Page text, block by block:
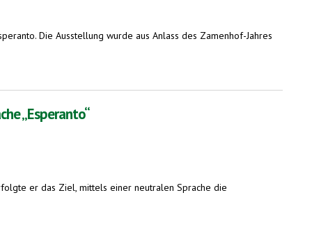
Die Ausstellung wurde aus Anlass des Zamenhof-Jahres
„Esperanto“
er das Ziel, mittels einer neutralen Sprache die